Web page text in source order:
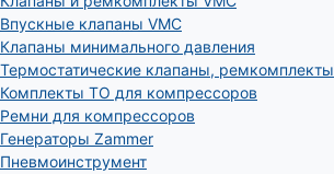
Впускные клапаны VMC
Клапаны минимального давления
Термостатические клапаны, ремкомплекты
Комплекты ТО для компрессоров
Ремни для компрессоров
Генераторы Zammer
Пневмоинструмент